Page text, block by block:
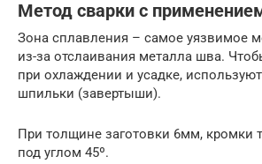
Метод сварки с
Зона сплавления – самое уязвимое
из-за отслаивания металла шва.
при охлаждении и усадке,
шпильки (завертыши).
При толщине заготовки 6мм, кромки
под углом 45º.